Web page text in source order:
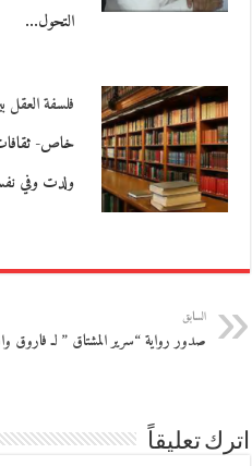
التحول…
فلسفة العقل
خاص-
ولدت وفي
السابق
صدور رواية “سرير المشتاق ” لـ فاروق
اترك تعليقاً